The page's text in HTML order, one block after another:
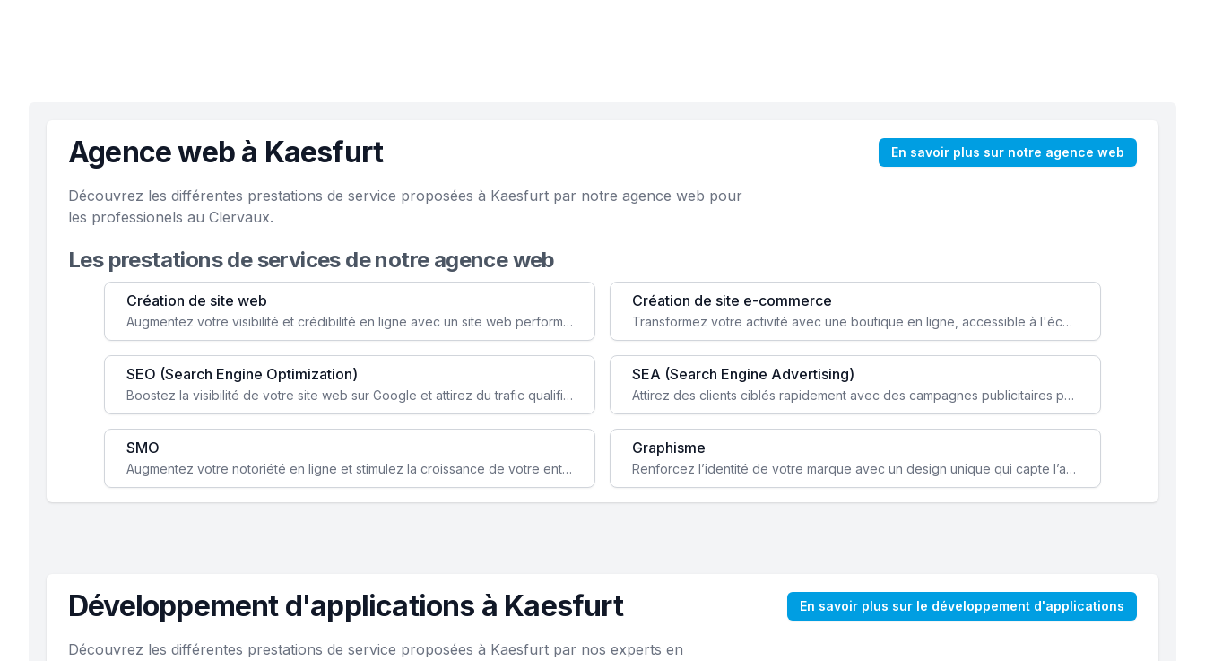
Agence web à Kaesfurt En savoir plus sur notre agence web
Découvrez les différentes prestations de service proposées à Kaesfurt par notre agence web pour
les professionels au Clervaux.
Les prestations de services de notre agence web
Création de site web
Augmentez votre visibilité et crédibilité en ligne avec un site web performant, conçu pour attirer plus de clients.
Création de site e-commerce
Transformez votre activité avec une boutique en ligne, accessible à l'échelle mondiale 24/7.
SEO (Search Engine Optimization)
Boostez la visibilité de votre site web sur Google et attirez du trafic qualifié grâce à nos stratégies SEO.
SEA (Search Engine Advertising)
Attirez des clients ciblés rapidement avec des campagnes publicitaires payantes optimisées pour vos objectifs.
SMO
Augmentez votre notoriété en ligne et stimulez la croissance de votre entreprise grâce à une stratégie sociale sur mesure.
Graphisme
Renforcez l’identité de votre marque avec un design unique qui capte l’attention et engage vos clients.
Développement d'applications à Kaesfurt En savoir plus sur le développement d'applications
Découvrez les différentes prestations de service proposées à Kaesfurt par nos experts en